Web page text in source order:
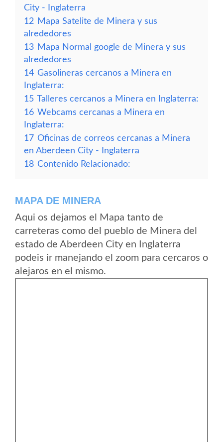
City - Inglaterra
12 Mapa Satelite de Minera y sus
alrededores
13 Mapa Normal google de Minera y sus
alrededores
14 Gasolineras cercanos a Minera en
Inglaterra:
15 Talleres cercanos a Minera en Inglaterra:
16 Webcams cercanas a Minera en
Inglaterra:
17 Oficinas de correos cercanas a Minera
en Aberdeen City - Inglaterra
18 Contenido Relacionado:
MAPA DE MINERA
Aqui os dejamos el Mapa tanto de
carreteras como del pueblo de Minera del
estado de Aberdeen City en Inglaterra
podeis ir manejando el zoom para cercaros o
alejaros en el mismo.